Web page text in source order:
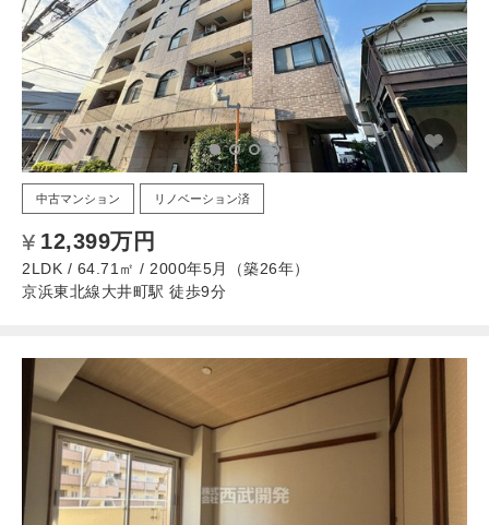
中古マンション リノベーション済
12,399万円
2LDK / 64.71㎡ / 2000年5月（築26年）
京浜東北線大井町駅 徒歩9分